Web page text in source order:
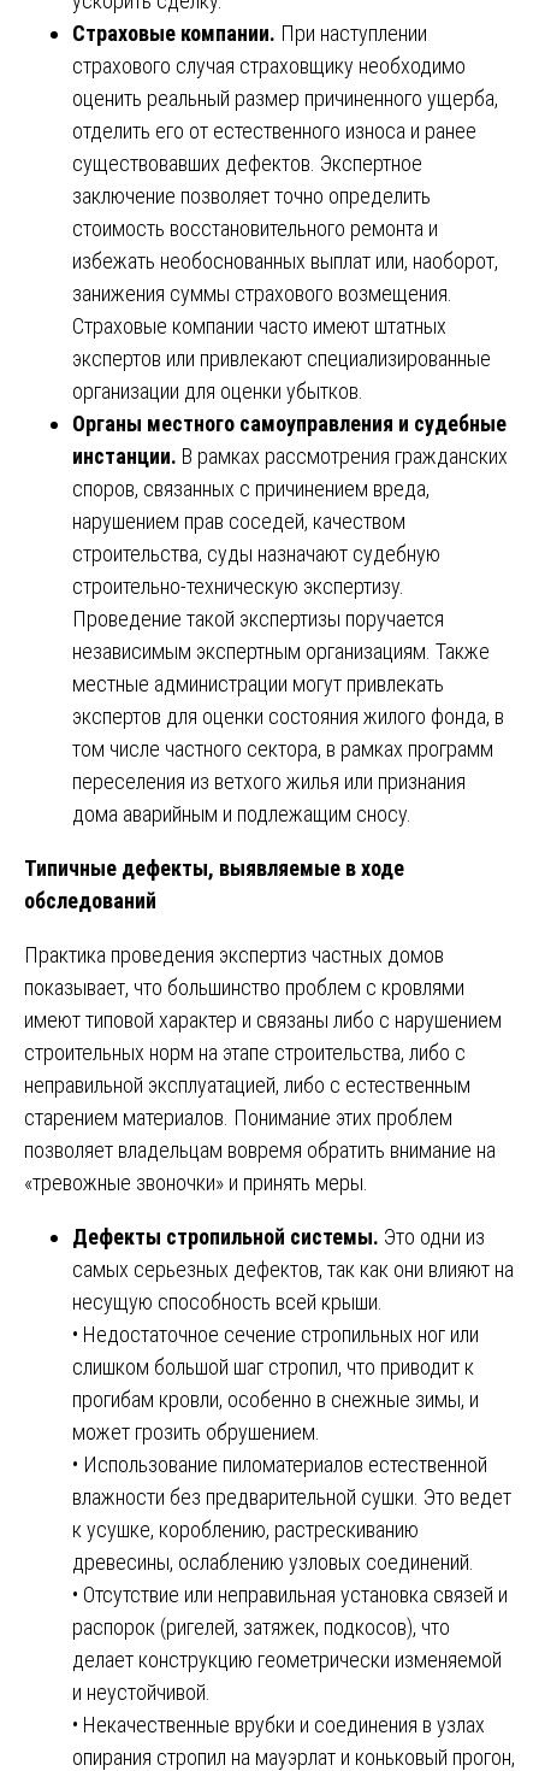
Страховые компании. При наступлении
страхового случая страховщику необходимо
оценить реальный размер причиненного ущерба,
отделить его от естественного износа и ранее
существовавших дефектов. Экспертное
заключение позволяет точно определить
стоимость восстановительного ремонта и
избежать необоснованных выплат или, наоборот,
занижения суммы страхового возмещения.
Страховые компании часто имеют штатных
экспертов или привлекают специализированные
организации для оценки убытков.
Органы местного самоуправления и судебные
инстанции. В рамках рассмотрения гражданских
споров, связанных с причинением вреда,
нарушением прав соседей, качеством
строительства, суды назначают судебную
строительно-техническую экспертизу.
Проведение такой экспертизы поручается
независимым экспертным организациям. Также
местные администрации могут привлекать
экспертов для оценки состояния жилого фонда, в
том числе частного сектора, в рамках программ
переселения из ветхого жилья или признания
дома аварийным и подлежащим сносу.
Типичные дефекты, выявляемые в ходе
обследований
Практика проведения экспертиз частных домов
показывает, что большинство проблем с кровлями
имеют типовой характер и связаны либо с нарушением
строительных норм на этапе строительства, либо с
неправильной эксплуатацией, либо с естественным
старением материалов. Понимание этих проблем
позволяет владельцам вовремя обратить внимание на
«тревожные звоночки» и принять меры.
Дефекты стропильной системы. Это одни из
самых серьезных дефектов, так как они влияют на
несущую способность всей крыши.
• Недостаточное сечение стропильных ног или
слишком большой шаг стропил, что приводит к
прогибам кровли, особенно в снежные зимы, и
может грозить обрушением.
• Использование пиломатериалов естественной
влажности без предварительной сушки. Это ведет
к усушке, короблению, растрескиванию
древесины, ослаблению узловых соединений.
• Отсутствие или неправильная установка связей и
распорок (ригелей, затяжек, подкосов), что
делает конструкцию геометрически изменяемой
и неустойчивой.
• Некачественные врубки и соединения в узлах
опирания стропил на мауэрлат и коньковый прогон,